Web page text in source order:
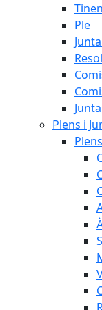
Ple
Plens i